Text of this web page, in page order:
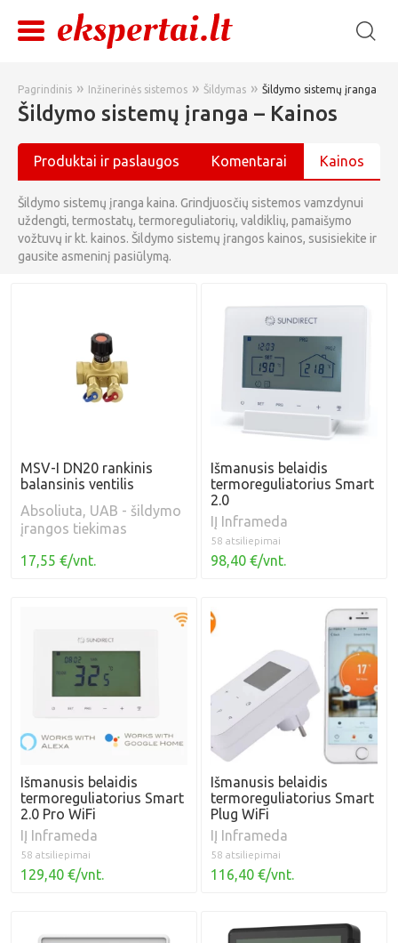
Pagrindinis » Inžinerinės sistemos » Šildymas » Šildymo sistemų įranga
Šildymo sistemų įranga – Kainos
Produktai ir paslaugos Komentarai Kainos
Šildymo sistemų įranga kaina. Grindjuosčių sistemos vamzdynui
uždengti, termostatų, termoreguliatorių, valdiklių, pamaišymo
vožtuvų ir kt. kainos. Šildymo sistemų įrangos kainos, susisiekite ir
gausite asmeninį pasiūlymą.
MSV-I DN20 rankinis
balansinis ventilis
Absoliuta, UAB - šildymo
įrangos tiekimas
17,55 €/vnt.
Išmanusis belaidis
termoreguliatorius Smart
2.0
IĮ Inframeda
58 atsiliepimai
98,40 €/vnt.
Išmanusis belaidis
termoreguliatorius Smart
2.0 Pro WiFi
IĮ Inframeda
58 atsiliepimai
129,40 €/vnt.
Išmanusis belaidis
termoreguliatorius Smart
Plug WiFi
IĮ Inframeda
58 atsiliepimai
116,40 €/vnt.